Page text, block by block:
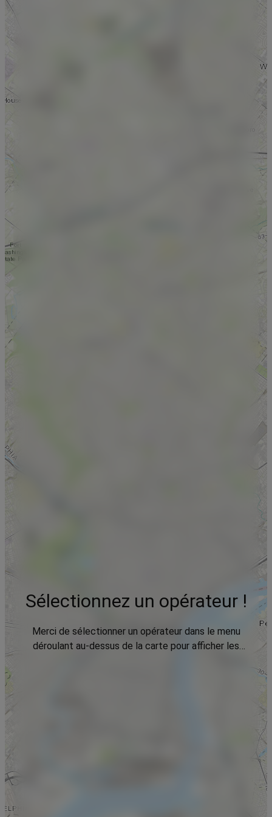
Sélectionnez un opérateur !
Merci de sélectionner un opérateur dans le menu
déroulant au-dessus de la carte pour afficher les